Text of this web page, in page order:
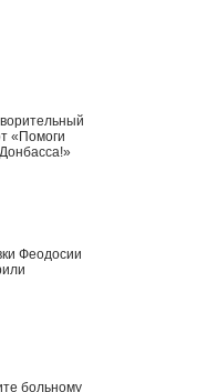
«Помоги
Феодосии
больному